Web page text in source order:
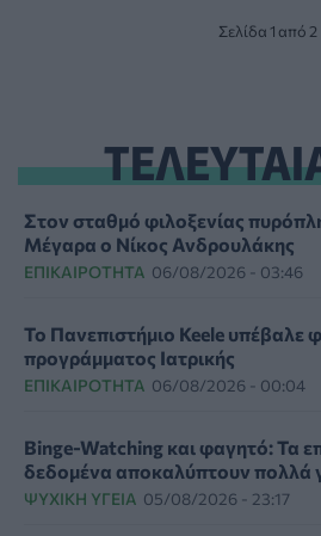
Σελίδα 1 από 2
Στον σταθμό φιλοξενίας
Μέγαρα ο Νίκος Ανδρουλάκης
ΕΠΙΚΑΙΡΌΤΗΤΑ 06/08/2026 - 03:46
Το Πανεπιστήμιο Keele υπέβαλε
προγράμματος Ιατρικής
ΕΠΙΚΑΙΡΌΤΗΤΑ 06/08/2026 - 00:04
Binge-Watching και φαγητό: Τα
δεδομένα αποκαλύπτουν πολλά
ΨΥΧΙΚΉ ΥΓΕΊΑ 05/08/2026 - 23:17